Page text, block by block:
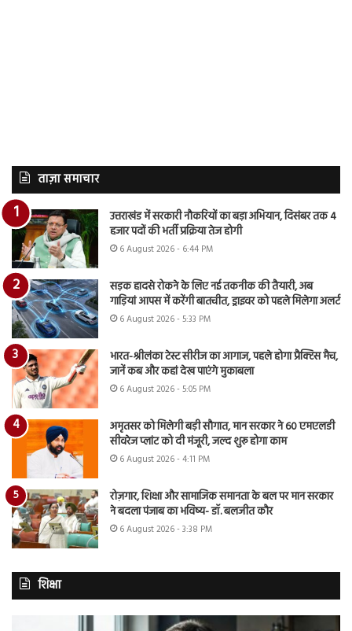
ताज़ा समाचार
उत्तराखंड में सरकारी नौकरियों का बड़ा अभियान, दिसंबर तक 4
हजार पदों की भर्ती प्रक्रिया तेज होगी
6 August 2026 - 6:44 PM
सड़क हादसे रोकने के लिए नई तकनीक की तैयारी, अब
गाड़ियां आपस में करेंगी बातचीत, ड्राइवर को पहले मिलेगा अलर्ट
6 August 2026 - 5:33 PM
भारत-श्रीलंका टेस्ट सीरीज का आगाज, पहले होगा प्रैक्टिस मैच,
जानें कब और कहां देख पाएंगे मुकाबला
6 August 2026 - 5:05 PM
अमृतसर को मिलेगी बड़ी सौगात, मान सरकार ने 60 एमएलडी
सीवरेज प्लांट को दी मंजूरी, जल्द शुरू होगा काम
6 August 2026 - 4:11 PM
रोज़गार, शिक्षा और सामाजिक समानता के बल पर मान सरकार
ने बदला पंजाब का भविष्य- डॉ. बलजीत कौर
6 August 2026 - 3:38 PM
शिक्षा